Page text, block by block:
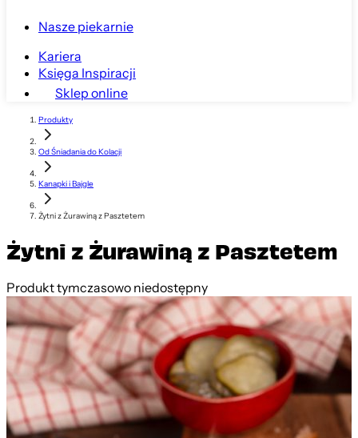
Nasze piekarnie
Kariera
Księga Inspiracji
Sklep online
Produkty
Od Śniadania do Kolacji
Kanapki i Bajgle
Żytni z Żurawiną z Pasztetem
Żytni z Żurawiną z Pasztetem
Produkt tymczasowo niedostępny